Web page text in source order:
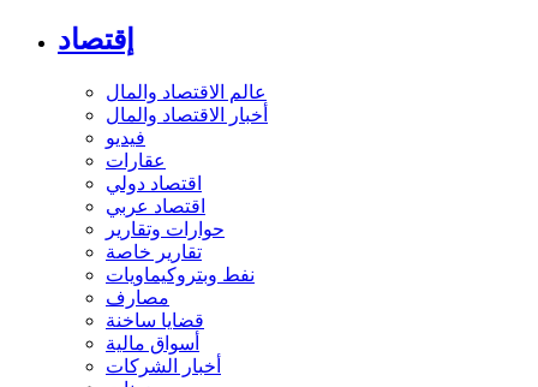
إقتصاد
عالم الاقتصاد والمال
أخبار الاقتصاد والمال
فيديو
عقارات
اقتصاد دولي
اقتصاد عربي
حوارات وتقارير
تقارير خاصة
نفط وبتروكيماويات
مصارف
قضايا ساخنة
أسواق مالية
أخبار الشركات